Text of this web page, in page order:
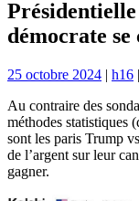
démocrate se
25 octobre 2024 | h16 |
Au contraire des
méthodes statistiques
sont les paris Trump
de l’argent sur leur
gagner.